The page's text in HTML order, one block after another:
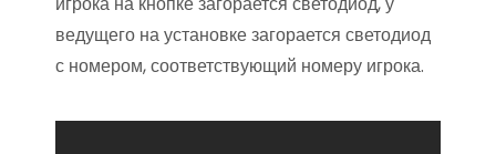
ведущего на установке загорается светодиод
с номером, соответствующий номеру игрока.